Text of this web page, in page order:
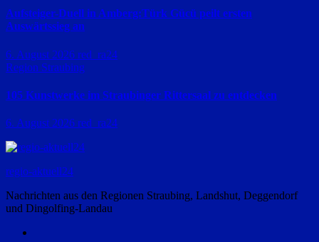
Aufsteiger-Duell in Amberg:Türk Gücü peilt ersten
Auswärtssieg an
6. August 2026 red_ra24
Region Straubing
105 Kunstwerke im Straubinger Rittersaal zu entdecken
6. August 2026 red_ra24
regio-aktuell24
Nachrichten aus den Regionen Straubing, Landshut, Deggendorf
und Dingolfing-Landau